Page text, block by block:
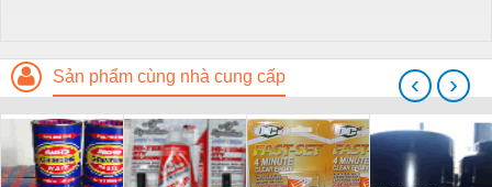
Sản phẩm cùng nhà cung cấp ‹ ›